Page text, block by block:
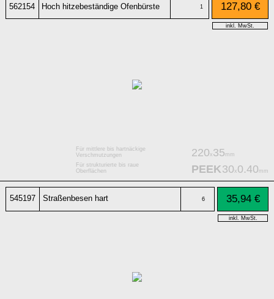
562154 Hoch hitzebeständige Ofenbürste 1 127,80 €
inkl. MwSt.
Für mittlere bis hartnäckige
Verschmutzungen
Für strukturierte bis raue
Oberflächen
220x 35 mm
PEEK30 x 0.40 mm
545197 Straßenbesen hart 6 35,94 €
inkl. MwSt.